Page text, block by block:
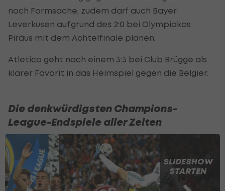
noch Formsache, zudem darf auch Bayer
Leverkusen aufgrund des 2:0 bei Olympiakos
Piräus mit dem Achtelfinale planen.
Atletico geht nach einem 3:3 bei Club Brügge als
klarer Favorit in das Heimspiel gegen die Belgier.
Die denkwürdigsten Champions-
League-Endspiele aller Zeiten
SLIDESHOW
STARTEN